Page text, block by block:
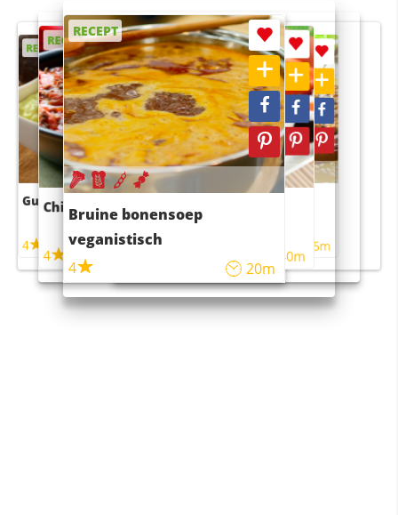
RECEPT
Guacamole
4
RECEPT
Chili con carne
4 45m
RECEPT
Bruine bonensoep
veganistisch
4
20m
RECEPT
Sushi rijstsalade
maaltijdsalade
40m
RECEPT
4 55m